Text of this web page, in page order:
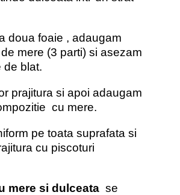
doua foaie , adaugam
mere (3 parti) si asezam
de blat.
prajitura si apoi adaugam
cu mere.
pe toata suprafata si
cu piscoturi
mere si dulceata se